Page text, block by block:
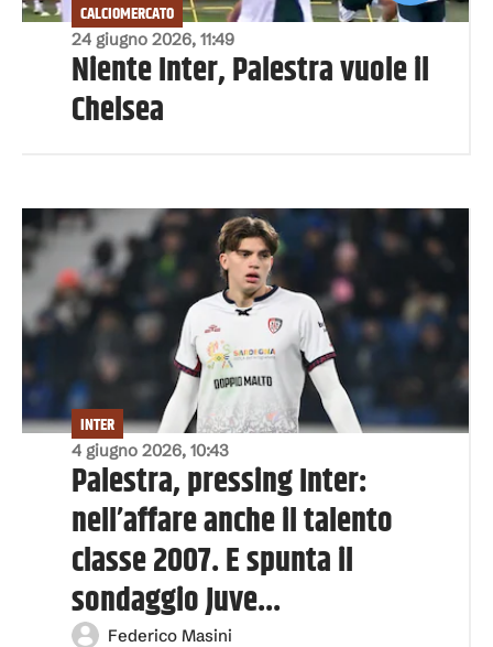
24 giugno 2026, 11:49
CALCIOMERCATO
Niente Inter, Palestra vuole il
Chelsea
4 giugno 2026, 10:43
INTER
Palestra, pressing Inter:
nell’affare anche il talento
classe 2007. E spunta il
sondaggio Juve...
Federico Masini